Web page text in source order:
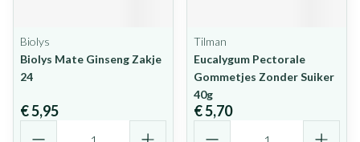
Biolys
Biolys Mate Ginseng Zakje
24
€ 5,95
Tilman
Eucalygum Pectorale
Gommetjes Zonder Suiker
40g
€ 5,70